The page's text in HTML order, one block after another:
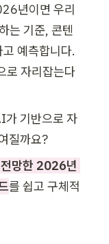
년이면 우리
는 기준, 콘텐
예측합니다.
로 자리잡는다
기반으로 자
질까요?
망한 2026년
를 쉽고 구체적